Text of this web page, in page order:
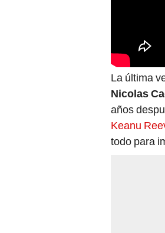
La última
Nicolas
años
Keanu
todo para